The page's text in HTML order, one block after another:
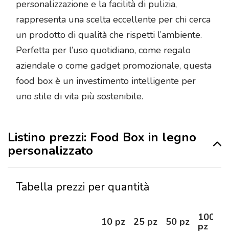
personalizzazione e la facilità di pulizia,
rappresenta una scelta eccellente per chi cerca
un prodotto di qualità che rispetti l’ambiente.
Perfetta per l’uso quotidiano, come regalo
aziendale o come gadget promozionale, questa
food box è un investimento intelligente per
uno stile di vita più sostenibile.
Listino prezzi: Food Box in legno
personalizzato
Tabella prezzi per quantità
10 pz 25 pz 50 pz 100
pz